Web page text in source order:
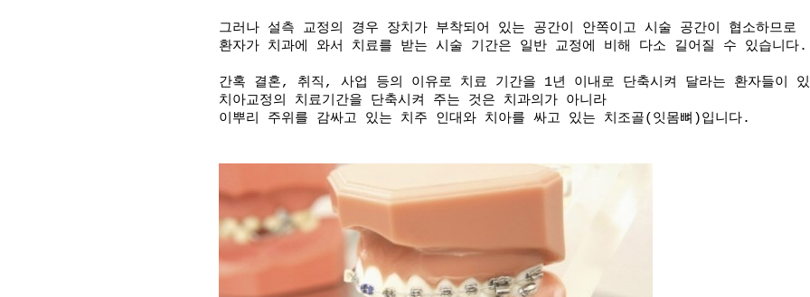
그러나 설측 교정의 경우 장치가 부착되어 있는 공간이 안쪽이고 시술 공간이 협소하므로
환자가 치과에 와서 치료를 받는 시술 기간은 일반 교정에 비해 다소 길어질 수 있습니다.
간혹 결혼, 취직, 사업 등의 이유로 치료 기간을 1년 이내로 단축시켜 달라는 환자들이
치아교정의 치료기간을 단축시켜 주는 것은 치과의가 아니라
이뿌리 주위를 감싸고 있는 치주 인대와 치아를 싸고 있는 치조골(잇몸뼈)입니다.